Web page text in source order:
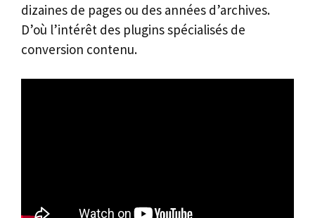
dizaines de pages ou des années d’archives.
D’où l’intérêt des plugins spécialisés de
conversion contenu.